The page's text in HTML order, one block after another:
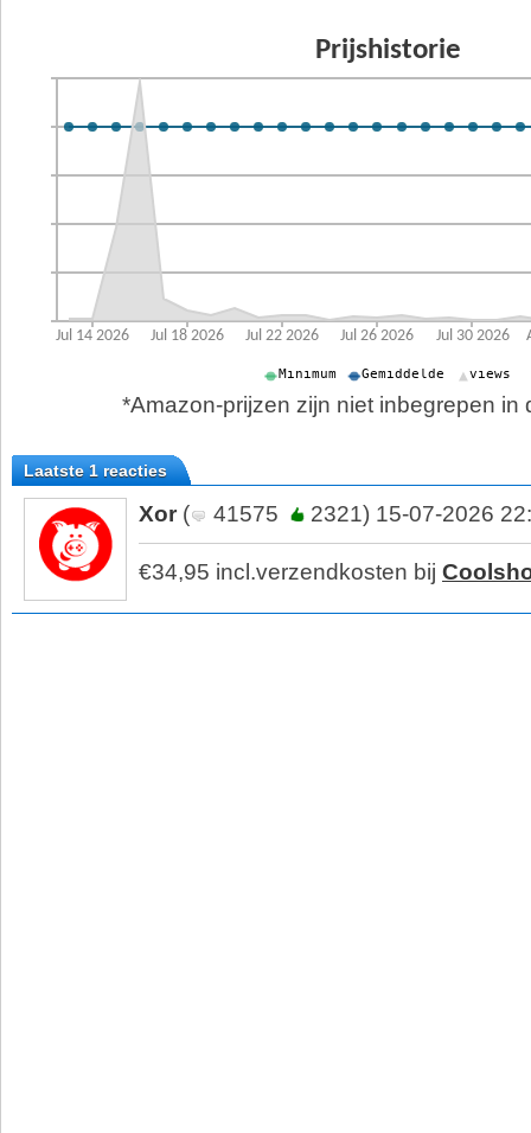
*Amazon-prijzen zijn niet inbegrepen in
Laatste 1 reacties
Xor ( 41575 2321) 15-07-2026
€34,95 incl.verzendkosten bij